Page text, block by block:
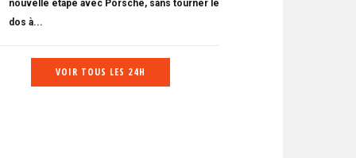
nouvelle étape avec Porsche, sans tourner le
dos à...
VOIR TOUS LES 24H